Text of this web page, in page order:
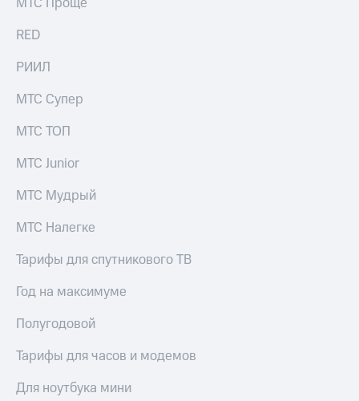
RED
РИИЛ
МТС Супер
МТС ТОП
МТС Junior
МТС Мудрый
МТС Налегке
Тарифы для спутникового ТВ
Год на максимуме
Полугодовой
Тарифы для часов и модемов
Для ноутбука мини